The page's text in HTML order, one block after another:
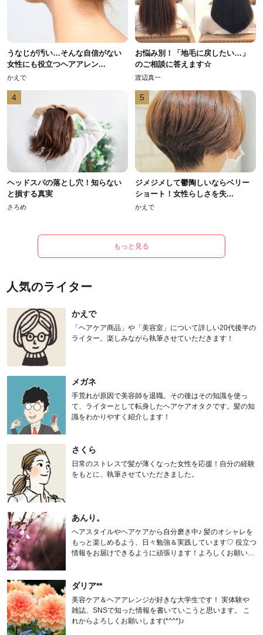
うなじが汚い…そんな自信がない
女性にも役立つヘアアレン...
かえで
お悩み別！「地毛に戻したい…」
のご相談に答えます☆
渡辺真一
4
ヘッドスパの落とし穴！知らない
と損する真実
さろめ
5
ジメジメして鬱陶しいならベリー
ショート！女性らしさを失...
かえで
もっと見る
人気のライター
かえで
「ヘアケア商品」や「美容室」について詳しい20代後半の
ライター。楽しみながら執筆させていただきます！
メガネ
手荒れが原因で美容師を退職。その後はその知識を使っ
て、ライターとして転身したヘアケアオタクです。髪の知
識をわかりやすく紹介します！
さくら
日常のストレスで髪が薄くなった女性を応援！自分の経験
をもとに、執筆させていただきました。
あんり。
ヘアスタイルやヘアケアから自分磨き中♪ 髪のオシャレを
もっと楽しめるよう、日々勉強＆実践しています♡ 役立つ
情報をお届けできるように頑張ります！よろしくお願いし
ダリア**
美容ケア＆ヘアアレンジが好きな大学生です！ 実体験や
雑誌、SNSで知った情報を書いていこうと思います。 こ
れからよろしくお願いします(*^^*)♪